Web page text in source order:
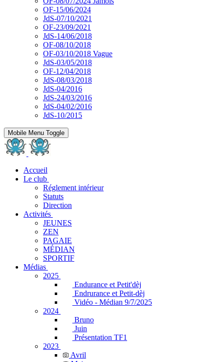
OF-15/06/2024
JdS-07/10/2021
OF-23/09/2021
JdS-14/06/2018
OF-08/10/2018
OF-03/10/2018 Vague
JdS-03/05/2018
OF-12/04/2018
JdS-08/03/2018
JdS-04/2016
JdS-24/03/2016
JdS-04/02/2016
JdS-10/2015
Mobile Menu Toggle
Accueil
Le club
Réglement intérieur
Statuts
Direction
Activités
JEUNES
ZEN
PAGAIE
MÉDIAN
SPORTIF
Médias
2025
Endurance et Petit'dèj
Endrurance et Petit-dèj
Vidéo - Médian 9/7/2025
2024
Bruno
Juin
Présentation TF1
2023
Avril